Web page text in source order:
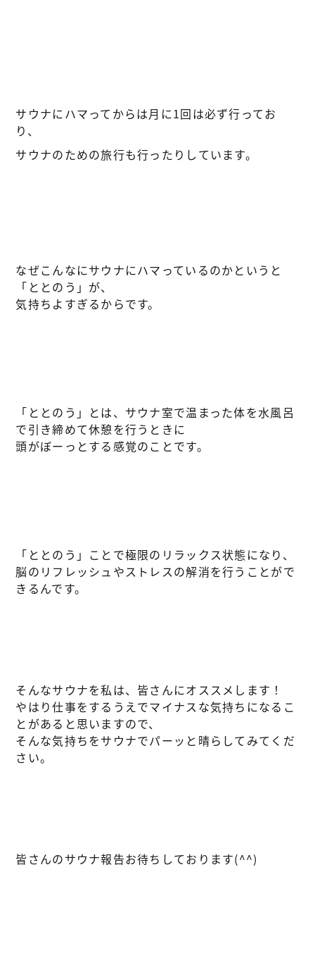
サウナにハマってからは月に1回は必ず行ってお
り、
サウナのための旅行も行ったりしています。
なぜこんなにサウナにハマっているのかというと
「ととのう」が、
気持ちよすぎるからです。
「ととのう」とは、サウナ室で温まった体を水風呂
で引き締めて休憩を行うときに
頭がぼーっとする感覚のことです。
「ととのう」ことで極限のリラックス状態になり、
脳のリフレッシュやストレスの解消を行うことがで
きるんです。
そんなサウナを私は、皆さんにオススメします！
やはり仕事をするうえでマイナスな気持ちになるこ
とがあると思いますので、
そんな気持ちをサウナでパーッと晴らしてみてくだ
さい。
皆さんのサウナ報告お待ちしております(^^)